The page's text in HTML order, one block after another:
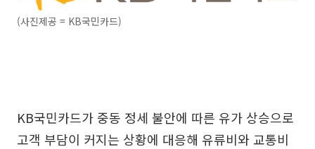
(사진제공 = KB국민카드)
KB국민카드가 중동 정세 불안에 따른 유가 상승으로
고객 부담이 커지는 상황에 대응해 유류비와 교통비